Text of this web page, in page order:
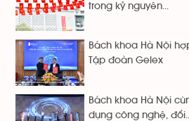
trong kỷ nguyên...
Bách khoa Hà Nội
Tập đoàn Gelex
Bách khoa Hà Nội
dụng công nghệ,